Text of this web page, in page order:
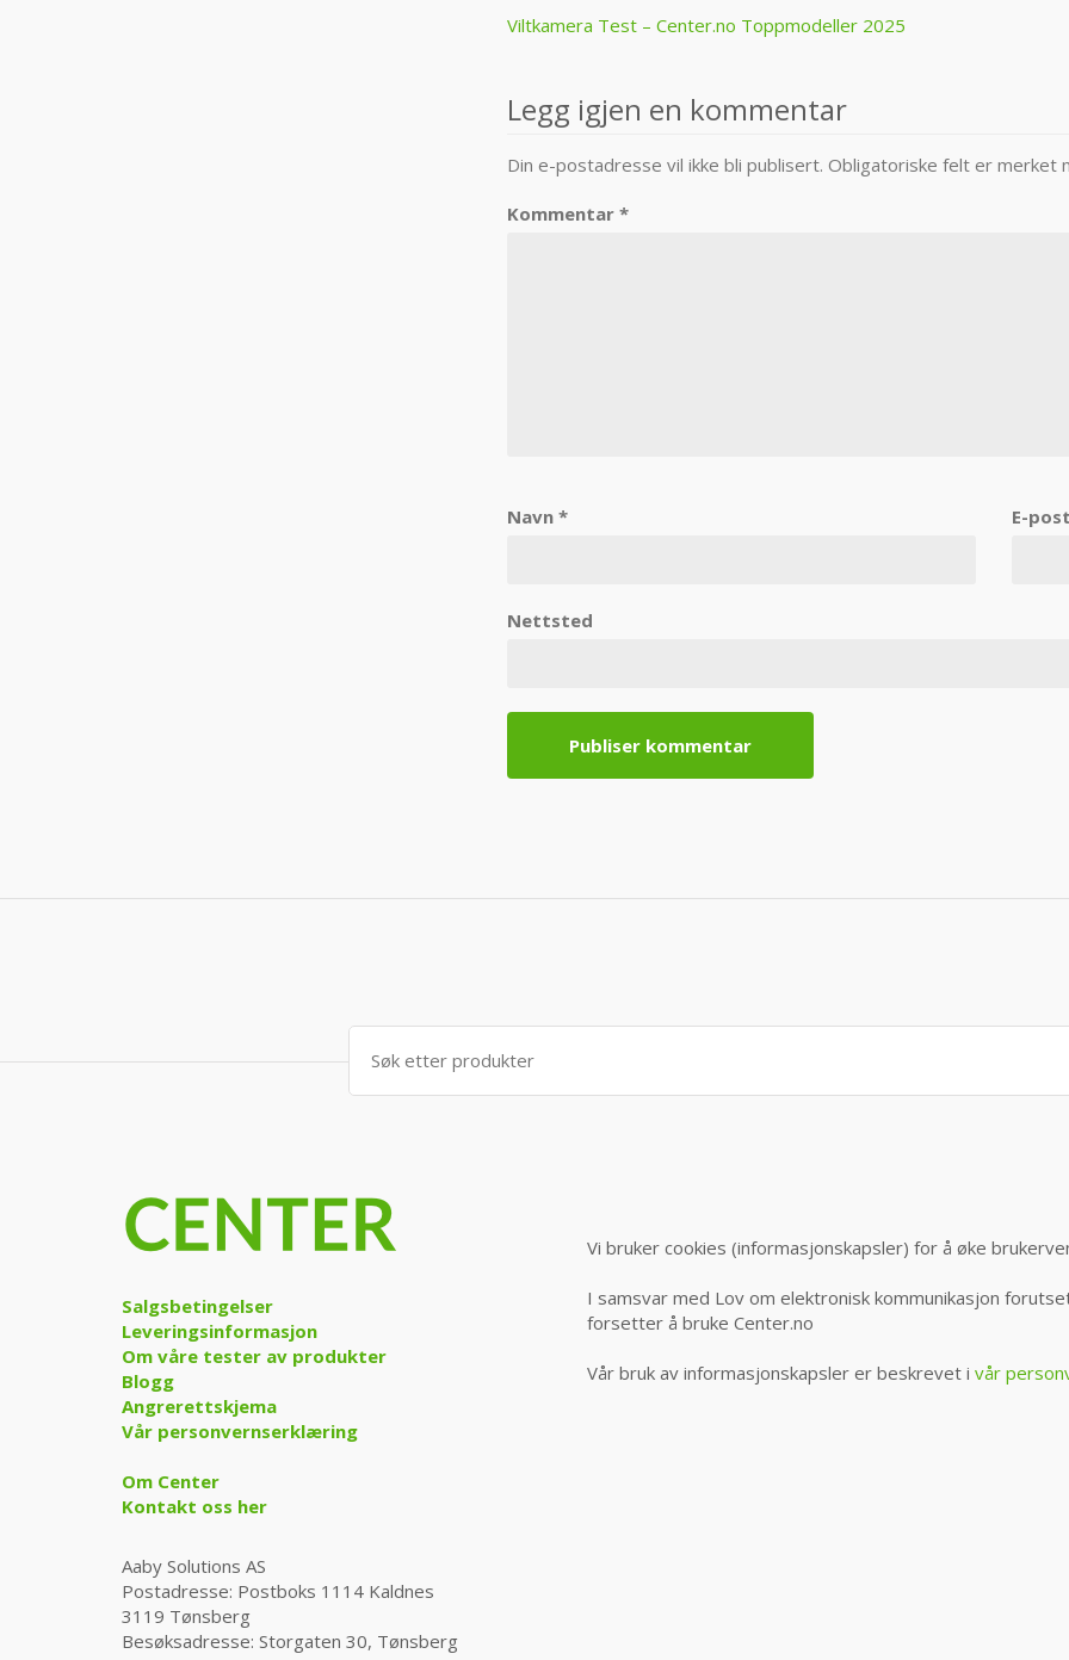
Post
Viltkamera Test – Center.no Toppmodeller 2025
Legg igjen en kommentar
Din e-postadresse vil ikke bli publisert. Obligatoriske felt er merket
Kommentar *
Navn * E-
Nettsted
Søk
etter:
Salgsbetingelser
Leveringsinformasjon
Om våre tester av produkter
Blogg
Angrerettskjema
Vår personvernserklæring
Om Center
Kontakt oss her
Aaby Solutions AS
Postadresse: Postboks 1114 Kaldnes
3119 Tønsberg
Besøksadresse: Storgaten 30, Tønsberg
Vi bruker cookies (informasjonskapsler) for å øke
I samsvar med Lov om elektronisk kommunikasjon
forsetter å bruke Center.no
Vår bruk av informasjonskapsler er beskrevet i vår